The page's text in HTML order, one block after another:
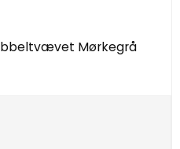
Mørkegrå